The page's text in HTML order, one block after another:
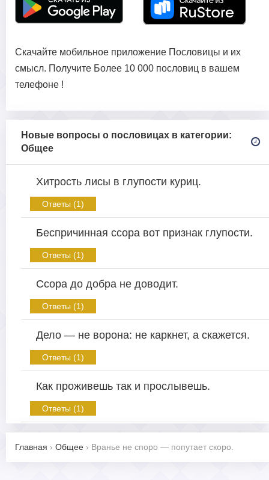
Скачайте мобильное приложение Пословицы и их
смысл. Получите Более 10 000 пословиц в вашем
телефоне !
Новые вопросы о пословицах в категории:
Общее
Хитрость лисы в глупости куриц.
Ответы (1)
Беспричинная ссора вот признак глупости.
Ответы (1)
Ссора до добра не доводит.
Ответы (1)
Дело — не ворона: не каркнет, а скажется.
Ответы (1)
Как проживешь так и прослывешь.
Ответы (1)
Главная › Общее › Вранье не споро — попутает скоро.